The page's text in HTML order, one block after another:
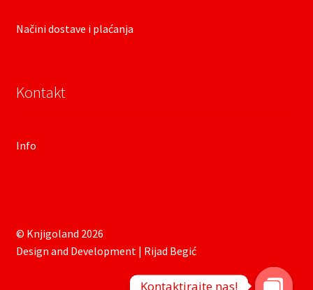
Načini dostave i plaćanja
Kontakt
Info
© Knjigoland 2026
Design and Development | Rijad Begić
Kontaktirajte nas!